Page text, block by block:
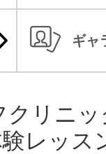
ギャ
クリニ
レッス